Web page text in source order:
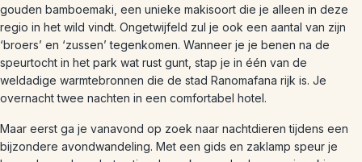
gouden bamboemaki, een unieke makisoort die je alleen in deze
regio in het wild vindt. Ongetwijfeld zul je ook een aantal van zijn
‘broers’ en ‘zussen’ tegenkomen. Wanneer je je benen na de
speurtocht in het park wat rust gunt, stap je in één van de
weldadige warmtebronnen die de stad Ranomafana rijk is. Je
overnacht twee nachten in een comfortabel hotel.
Maar eerst ga je vanavond op zoek naar nachtdieren tijdens een
bijzondere avondwandeling. Met een gids en zaklamp speur je